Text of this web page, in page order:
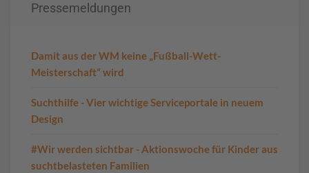
Pressemeldungen
Damit aus der WM keine „Fußball-Wett-
Meisterschaft“ wird
Suchthilfe - Vier wichtige Serviceportale in neuem
Design
#Wir werden sichtbar - Aktionswoche für Kinder aus
suchtbelasteten Familien